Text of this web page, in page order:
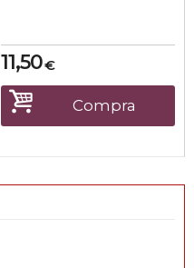
€
11,50
Compra